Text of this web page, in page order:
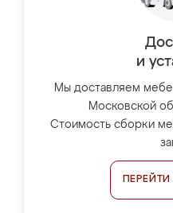
и
Мы доставляем
Московской
Стоимость сборки